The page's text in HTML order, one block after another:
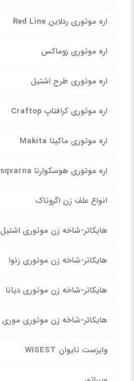
اره موتوری ردلاین Red Line
اره موتوری زوماکس
اره موتوری طرح اشتیل
اره موتوری کرافتاپ Craftop
اره موتوری ماکیتا Makita
اره موتوری هوسکوارنا husqvarna
انواع علف زن اگروتاک
هایکاتر-شاخه زن موتوری اشتیل
هایکاتر-شاخه زن موتوری زنوا
هایکاتر-شاخه زن موتوری دیانا
هایکاتر-شاخه زن موتوری موری
وایزست تایوان WISEST